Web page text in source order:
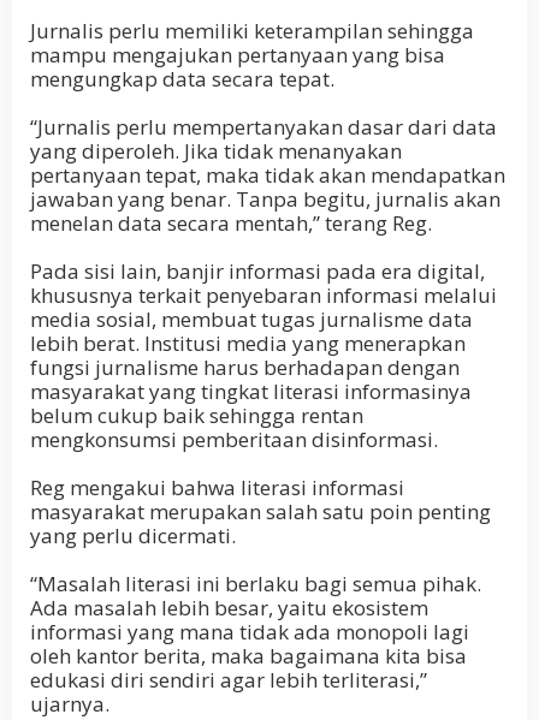
Jurnalis perlu memiliki keterampilan sehingga
mampu mengajukan pertanyaan yang bisa
mengungkap data secara tepat.
“Jurnalis perlu mempertanyakan dasar dari data
yang diperoleh. Jika tidak menanyakan
pertanyaan tepat, maka tidak akan mendapatkan
jawaban yang benar. Tanpa begitu, jurnalis akan
menelan data secara mentah,” terang Reg.
Pada sisi lain, banjir informasi pada era digital,
khususnya terkait penyebaran informasi melalui
media sosial, membuat tugas jurnalisme data
lebih berat. Institusi media yang menerapkan
fungsi jurnalisme harus berhadapan dengan
masyarakat yang tingkat literasi informasinya
belum cukup baik sehingga rentan
mengkonsumsi pemberitaan disinformasi.
Reg mengakui bahwa literasi informasi
masyarakat merupakan salah satu poin penting
yang perlu dicermati.
“Masalah literasi ini berlaku bagi semua pihak.
Ada masalah lebih besar, yaitu ekosistem
informasi yang mana tidak ada monopoli lagi
oleh kantor berita, maka bagaimana kita bisa
edukasi diri sendiri agar lebih terliterasi,”
ujarnya.